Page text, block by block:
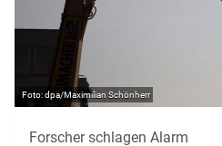
dpa/Maximilian Schönherr
Forscher schlagen Alarm